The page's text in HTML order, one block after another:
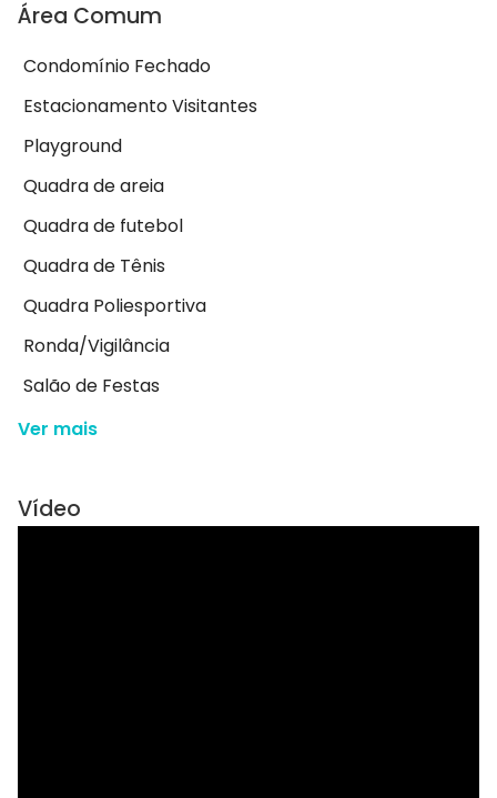
Área Comum
Condomínio Fechado
Estacionamento Visitantes
Playground
Quadra de areia
Quadra de futebol
Quadra de Tênis
Quadra Poliesportiva
Ronda/Vigilância
Salão de Festas
Ver mais
Vídeo